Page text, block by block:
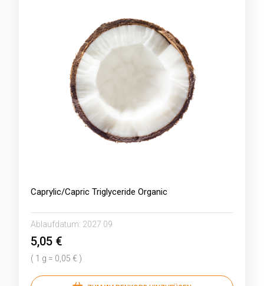
Caprylic/Capric Triglyceride Organic
Ablaufdatum: 2027.09
5,05 €
( 1 g = 0,05 € )